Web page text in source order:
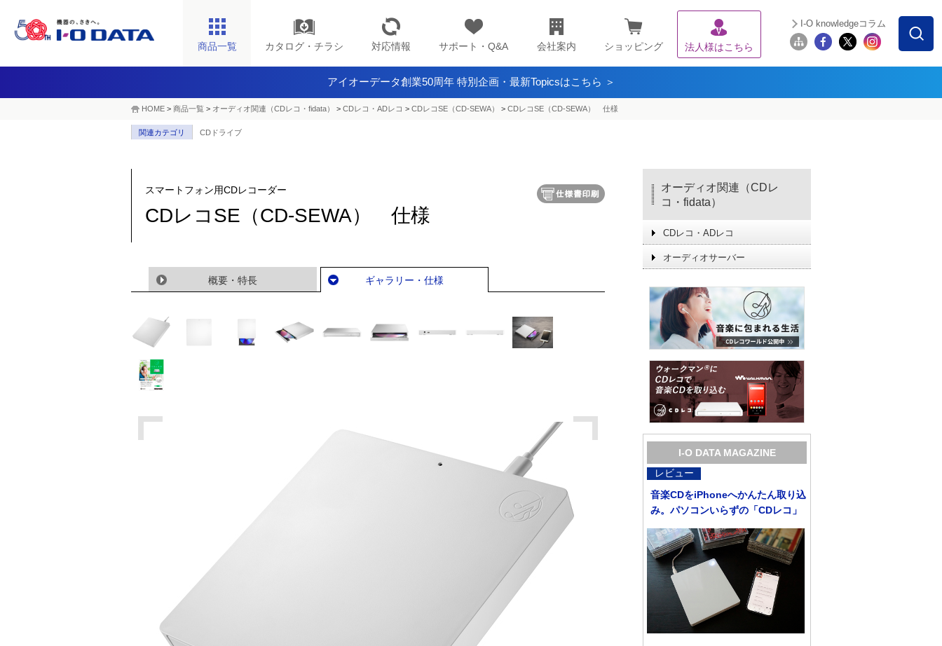
商品一覧 カタログ・チラシ 対応情報 サポート・Q&A 会社案内 ショッピング 法人様はこちら
I-O knowledgeコラム
アイオーデータ創業50周年 特別企画・最新Topicsはこちら ＞
HOME > 商品一覧 > オーディオ関連（CDレコ・fidata） > CDレコ・ADレコ > CDレコSE（CD-SEWA） > CDレコSE（CD-SEWA） 仕様
関連カテゴリ CDドライブ
スマートフォン用CDレコーダー
CDレコSE（CD-SEWA） 仕様
概要・特長 ギャラリー・仕様
オーディオ関連（CDレ
コ・fidata）
CDレコ・ADレコ
オーディオサーバー
I-O DATA MAGAZINE
レビュー
音楽CDをiPhoneへかんたん取り込
み。パソコンいらずの「CDレコ」